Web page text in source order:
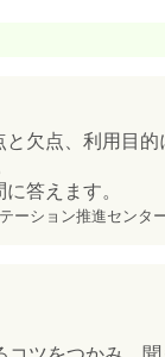
欠点、利用目
答えます。
ーション推進センタ